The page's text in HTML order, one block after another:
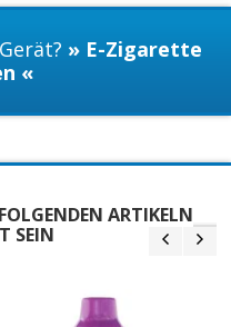
» E-Zigarette
«
ARTIKELN
SEIN